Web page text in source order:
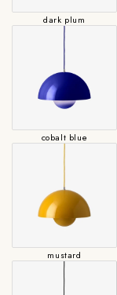
dark plum
cobalt blue
mustard